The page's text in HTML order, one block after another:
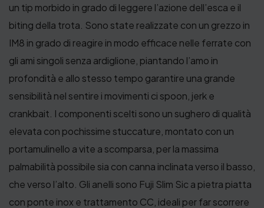
un tip morbido in grado di leggere l’azione dell’esca e il
biting della trota. Sono state realizzate con un grezzo in
IM8 in grado di reagire in modo efficace nelle ferrate con
gli ami singoli senza ardiglione, piantando l’amo in
profondità e allo stesso tempo garantire una grande
sensibilità nel sentire i movimenti ci spoon, jerk e
crankbait. I componenti scelti sono un sughero di qualità
elevata con pochissime stuccature, montato con un
portamulinello a vite a scomparsa, per la massima
palmabilità possibile sia con canna inclinata verso il basso,
che verso l’alto. Gli anelli sono Fuji Slim Sic a pietra piatta
con ponte inox e trattamento CC, ideali per far scorrere